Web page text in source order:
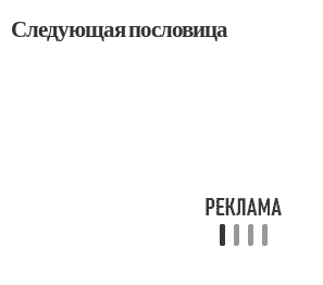
Следующая пословица